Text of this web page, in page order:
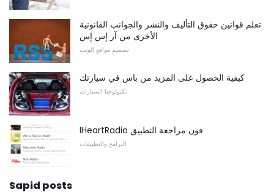
تعلم قوانين حقوق التأليف والنشر والجوانب القانونية
الأخرى من آر إس إس
تصميم مواقع الويب
كيفية الحصول على المزيد من باس في سيارتك
تكنولوجيا السيارات
IHeartRadio فون مراجعة التطبيق
البرامج والتطبيقات
Sapid posts